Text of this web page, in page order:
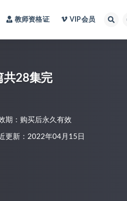
教师资格证 VIP会员
共28集完
期：购买后永久有效
更新：2022年04月15日